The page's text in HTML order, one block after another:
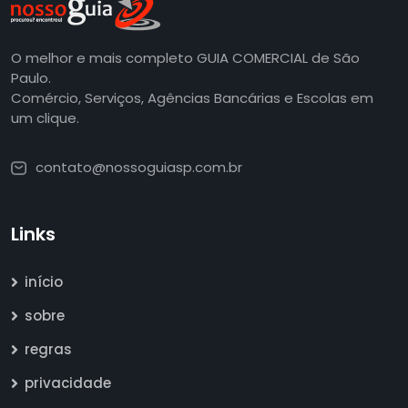
O melhor e mais completo GUIA COMERCIAL de São
Paulo.
Comércio, Serviços, Agências Bancárias e Escolas em
um clique.
contato@nossoguiasp.com.br
Links
início
sobre
regras
privacidade